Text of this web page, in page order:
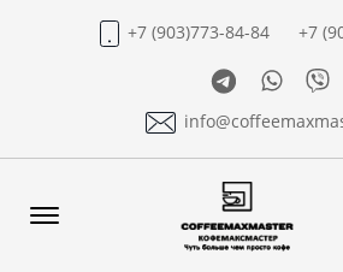
+7 (903)773-84-84
+7
Telegram